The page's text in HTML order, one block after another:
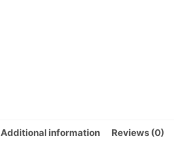
Additional information Reviews (0)